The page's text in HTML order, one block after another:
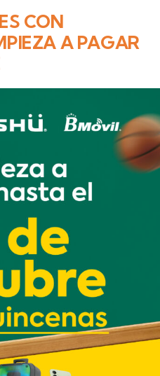
CON
A PAGAR